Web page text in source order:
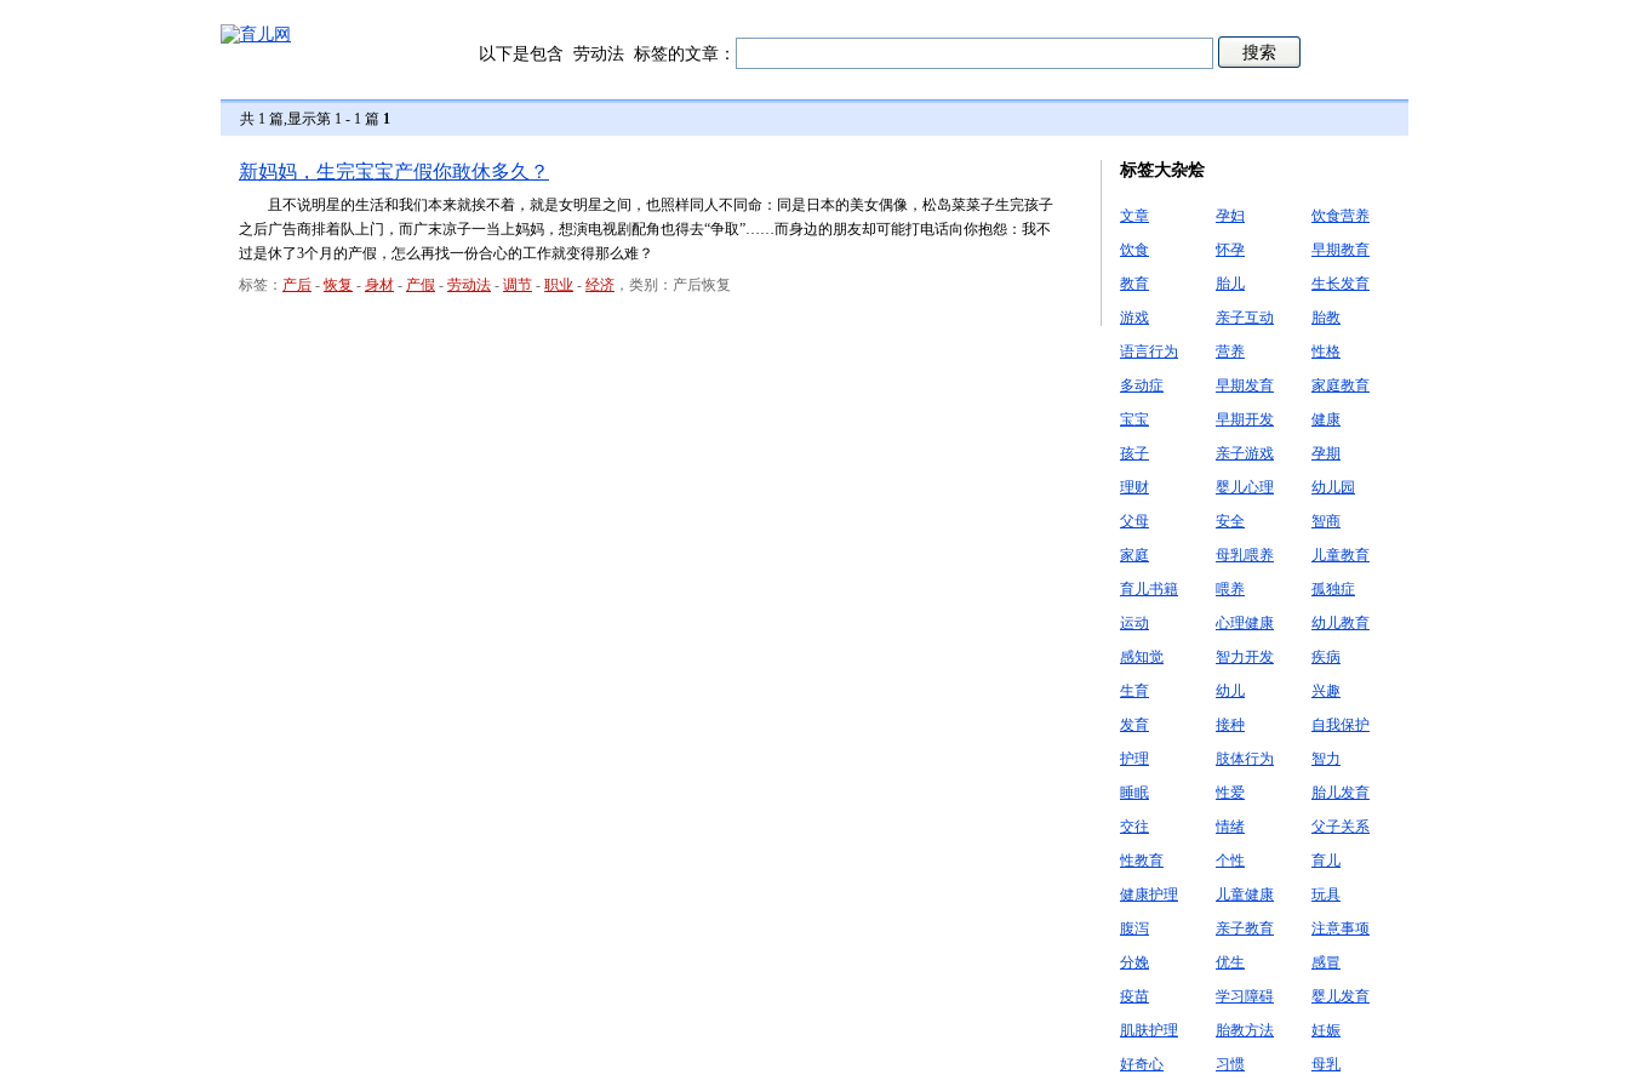
以下是包含 劳动法 标签的文章：
共 1 篇,显示第 1 - 1 篇 1
新妈妈，生完宝宝产假你敢休多久？
且不说明星的生活和我们本来就挨不着，就是女明星之间，也照样同人不同命：同是日本的美女偶像，松岛菜菜子生完孩子
之后广告商排着队上门，而广末凉子一当上妈妈，想演电视剧配角也得去“争取”……而身边的朋友却可能打电话向你抱怨：我不
过是休了3个月的产假，怎么再找一份合心的工作就变得那么难？
标签： 产后 -恢复 - 身材 - 产假 - 劳动法 - 调节 - 职业 - 经济 ，类别：产后恢复
标签大杂烩
文章 孕妇
饮食营养
饮食
怀孕
早期教育
教育
胎儿
生长发育
游戏
亲子互动
胎教
语言行为
营养
性格
多动症
早期发育
家庭教育
宝宝
早期开发
健康
孩子
亲子游戏
孕期
理财
婴儿心理
幼儿园
父母
安全
智商
家庭
母乳喂养
儿童教育
育儿书籍
喂养
孤独症
运动
心理健康
幼儿教育
感知觉
智力开发
疾病
生育
幼儿
兴趣
发育
接种
自我保护
护理
肢体行为
智力
睡眠
性爱
胎儿发育
交往
情绪
父子关系
性教育
个性
育儿
健康护理
儿童健康
玩具
腹泻
亲子教育
注意事项
分娩
优生
感冒
疫苗
学习障碍
婴儿发育
肌肤护理
胎教方法
妊娠
好奇心
习惯 母乳